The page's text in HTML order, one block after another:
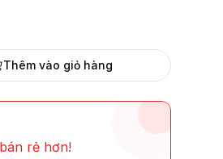
Thêm vào giỏ hàng
rẻ hơn!